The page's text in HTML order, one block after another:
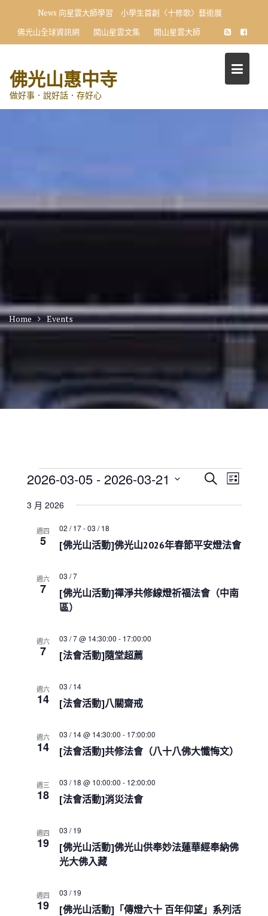
content
News 向星雲大師學習 小學生首創〈十修歌〉藝術展
佛光山全球資訊網
開山星雲文集 開山星雲大師
佛光山惠中寺
做好事．說好話．存好心
Home Events
Events
E
e
s
S
r
a
o
S
a
h
E
v
n
i
N
a
L
2026-03-05 - 2026-03-21
e
3 月 2026
週四
5 [佛光山活動]佛光山2026年春節平安燈法會
02 / 17-03 / 18
週六
7
[佛光山活動]禪淨共修線燈祈福法會（中南
區）
03 / 7
週六
7 [法會活動]隨堂超薦
03 / 7 @ 14:30:00 - 17:00:00
週六
14 [法會活動]八關齋戒
03 / 14
週六
14 [法會活動]共修法會（八十八佛大懺悔文）
03 / 14 @ 14:30:00 - 17:00:00
週三
18 [法會活動]消災法會
03 / 18 @ 10:00:00 - 12:00:00
週四
19
[佛光山活動]佛光山供奉妙法蓮華經奉納佛
光大佛入藏
03 / 19
週四
19
[佛光山活動]「傳燈六十 百年仰望」系列活
03 / 19